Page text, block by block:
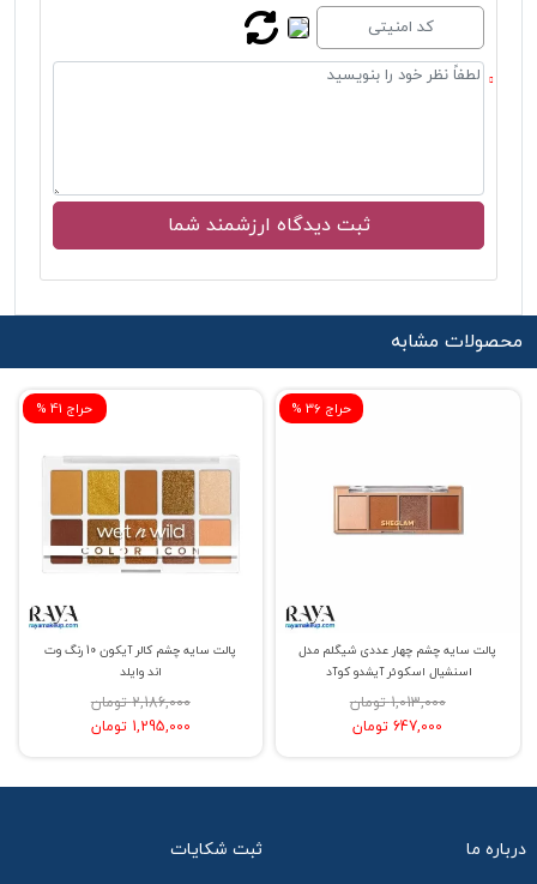
محصولات مشابه
% حراج 41
پالت سایه چشم کالر آیکون 10 رنگ وت
اند وایلد
2,186,000 تومان
1,295,000 تومان
% حراج 36
پالت سایه چشم چهار عددی شیگلم مدل
اسنشیال اسکوئر آیشدو کوآد
1,013,000 تومان
647,000 تومان
درباره ما ثبت شکایات